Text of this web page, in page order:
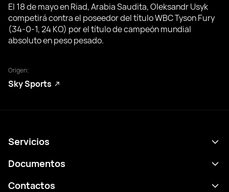
El 18 de mayo en Riad, Arabia Saudita, Oleksandr Usyk
competirá contra el poseedor del título WBC Tyson Fury
(34-0-1, 24 KO) por el título de campeón mundial
absoluto en peso pesado.
Origen:
Sky Sports
Servicios
Calendario
Documentos
Política de privacidad
Contactos